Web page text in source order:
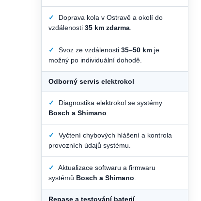
✓
Doprava kola v Ostravě a okolí do
vzdálenosti 35 km zdarma
✓ Svoz ze vzdálenosti 35–50 km je
možný po individuální dohodě.
Odborný servis elektrokol
✓
Diagnostika elektrokol se systémy
Bosch a Shimano
✓
Vyčtení chybových hlášení a kontrola
provozních údajů systému.
✓
Aktualizace softwaru a firmwaru
systémů Bosch a Shimano
Repase a testování baterií